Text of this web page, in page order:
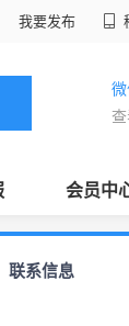
我要发布
会员中
联系信息